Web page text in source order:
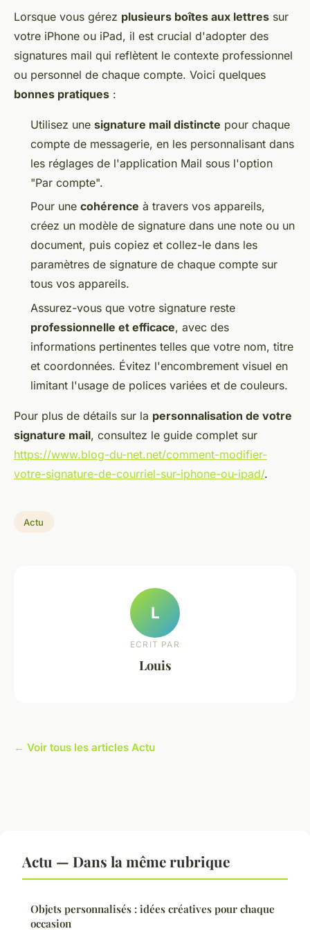
Lorsque vous gérez plusieurs boîtes aux lettres sur
votre iPhone ou iPad, il est crucial d'adopter des
signatures mail qui reflètent le contexte professionnel
ou personnel de chaque compte. Voici quelques
bonnes pratiques :
Utilisez une signature mail distincte pour chaque
compte de messagerie, en les personnalisant dans
les réglages de l'application Mail sous l'option
"Par compte".
Pour une cohérence à travers vos appareils,
créez un modèle de signature dans une note ou un
document, puis copiez et collez-le dans les
paramètres de signature de chaque compte sur
tous vos appareils.
Assurez-vous que votre signature reste
professionnelle et efficace, avec des
informations pertinentes telles que votre nom, titre
et coordonnées. Évitez l'encombrement visuel en
limitant l'usage de polices variées et de couleurs.
Pour plus de détails sur la personnalisation de votre
signature mail, consultez le guide complet sur
https://www.blog-du-net.net/comment-modifier-
votre-signature-de-courriel-sur-iphone-ou-ipad/.
Actu
L
ECRIT PAR
Louis
← Voir tous les articles Actu
Actu — Dans la même rubrique
Objets personnalisés : idées créatives pour chaque
occasion